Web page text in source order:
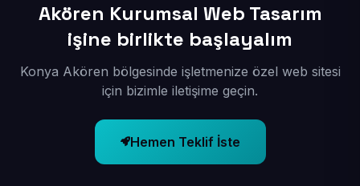
Akören Kurumsal Web Tasarım
işine birlikte başlayalım
Konya Akören bölgesinde işletmenize özel web sitesi
için bizimle iletişime geçin.
Hemen Teklif İste